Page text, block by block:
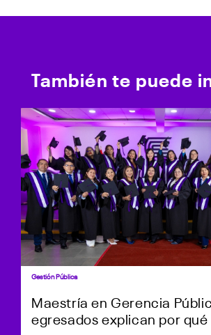
También te puede
Gestión Pública
Maestría en Gerencia
egresados explican por